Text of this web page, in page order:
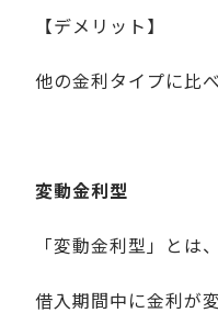
【デメリット】
他の金利タイプに比
変動金利型
「変動金利型」とは
借入期間中に金利が